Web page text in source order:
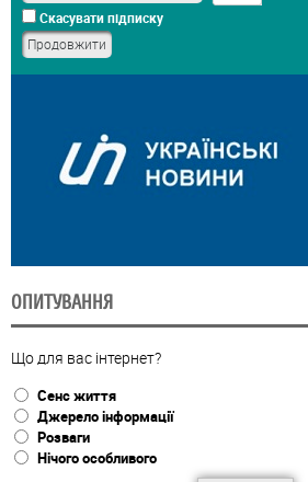
Скасувати підписку
ОПИТУВАННЯ
Що для вас інтернет?
Сенс життя
Джерело інформації
Розваги
Нічого особливого